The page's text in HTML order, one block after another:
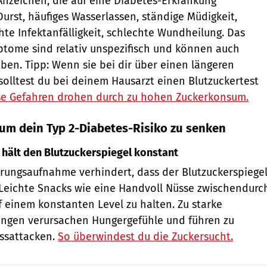
häufiges Wasserlassen, ständige Müdigkeit,
Infektanfälligkeit, schlechte Wundheilung. Das
sind relativ unspezifisch und können auch
Tipp: Wenn sie bei dir über einen längeren
du bei deinem Hausarzt einen Blutzuckertest
Gefahren drohen durch zu hohen Zuckerkonsum.
dein Typ 2-Diabetes-Risiko zu senken
hält den Blutzuckerspiegel konstant
verhindert, dass der Blutzuckerspiegel
Snacks wie eine Handvoll Nüsse
konstanten Level zu halten. Zu starke
verursachen Hungergefühle und führen zu
So überwindest du die Zuckersucht.